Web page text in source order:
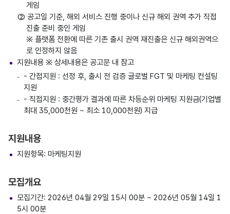
게임
② 공고일 기준, 해외 서비스 진행 중이나 신규 해외 권역 추가 직접
진출 준비 중인 게임
※ 플랫폼 전환에 따른 기존 출시 권역 재진출은 신규 해외권역으
로 인정하지 않음
지원내용 ※ 상세내용은 공고문 내 참고
- 간접지원 : 선정 후, 출시 전 검증 글로벌 FGT 및 마케팅 컨설팅
지원
- 직접지원 : 중간평가 결과에 따른 차등순위 마케팅 지원금(기업별
최대 35,000천원 ~ 최소 10,000천원) 지급
지원내용
지원항목: 마케팅지원
모집개요
모집기간: 2026년 04월 29일 15시 00분 ~ 2026년 05월 14일 1
5시 00분